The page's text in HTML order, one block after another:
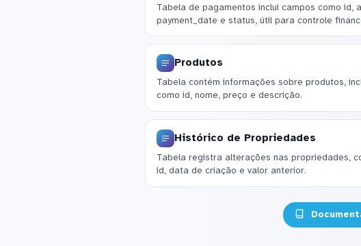
Tabela de pagamentos inclui campos como id,
payment_date e status, útil para controle
Produtos
Tabela contém informações sobre produtos,
como id, nome, preço e descrição.
Histórico de Propriedades
Tabela registra alterações nas propriedades,
id, data de criação e valor anterior.